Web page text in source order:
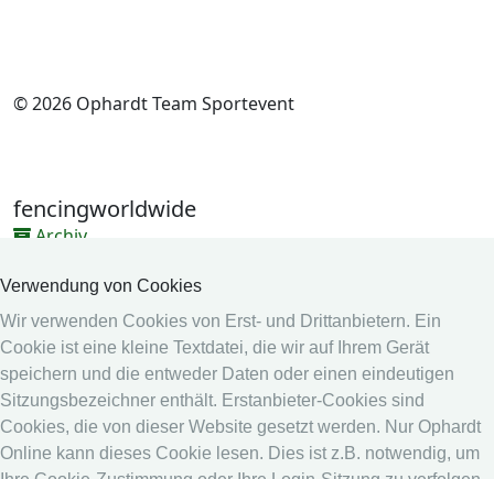
Verwendung von Cookies
Wir verwenden Cookies von Erst- und Drittanbietern. Ein
Cookie ist eine kleine Textdatei, die wir auf Ihrem Gerät
speichern und die entweder Daten oder einen eindeutigen
Sitzungsbezeichner enthält. Erstanbieter-Cookies sind
Cookies, die von dieser Website gesetzt werden. Nur Ophardt
Online kann dieses Cookie lesen. Dies ist z.B. notwendig, um
© 2026 Ophardt Team Sportevent
fencingworldwide
Archiv
Online System
Online System
Kalender
Rangliste